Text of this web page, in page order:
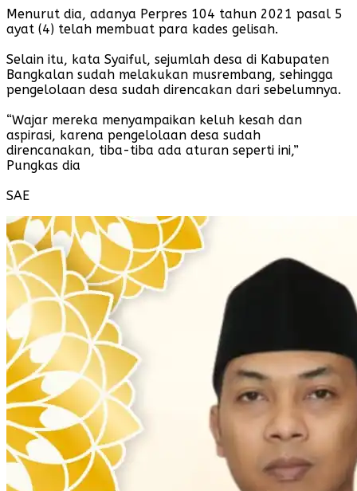
Menurut dia, adanya Perpres 104 tahun 2021 pasal 5
ayat (4) telah membuat para kades gelisah.
Selain itu, kata Syaiful, sejumlah desa di Kabupaten
Bangkalan sudah melakukan musrembang, sehingga
pengelolaan desa sudah direncakan dari sebelumnya.
“Wajar mereka menyampaikan keluh kesah dan
aspirasi, karena pengelolaan desa sudah
direncanakan, tiba-tiba ada aturan seperti ini,”
Pungkas dia
SAE